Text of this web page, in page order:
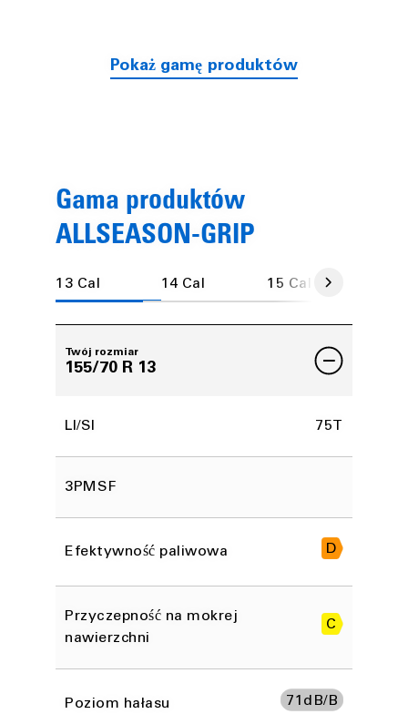
Pokaż gamę produktów
Gama produktów
ALLSEASON-GRIP
13 Cal 14 Cal 15 Cal
Twój rozmiar
155/70 R 13
LI/SI 75T
3PMSF
Efektywność paliwowa D
Przyczepność na mokrej
nawierzchni
C
Poziom hałasu 71 dB/B